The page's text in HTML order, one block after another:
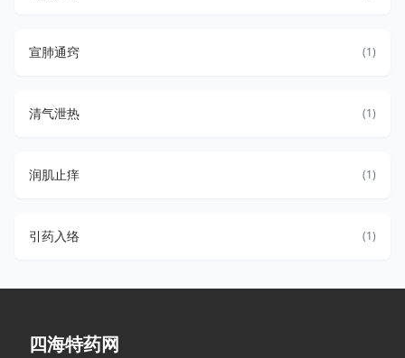
宣肺通窍 (1)
清气泄热 (1)
润肌止痒 (1)
引药入络 (1)
四海特药网